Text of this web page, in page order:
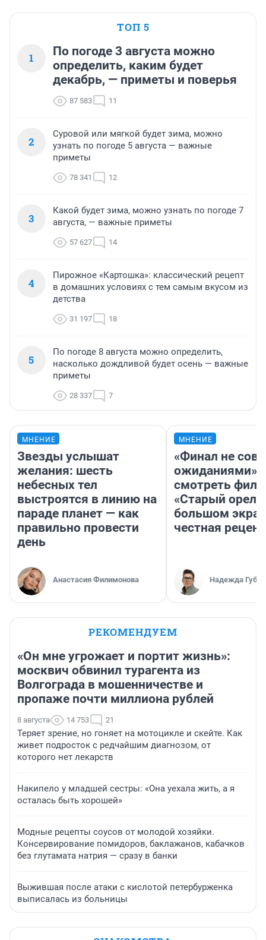
ТОП 5
1
По погоде 3 августа можно
определить, каким будет
декабрь, — приметы и поверья
87 583 11
2
Суровой или мягкой будет зима, можно
узнать по погоде 5 августа — важные
приметы
78 341 12
3
Какой будет зима, можно узнать по погоде 7
августа, — важные приметы
57 627 14
4
Пирожное «Картошка»: классический рецепт
в домашних условиях с тем самым вкусом из
детства
31 197 18
5
По погоде 8 августа можно определить,
насколько дождливой будет осень — важные
приметы
28 337 7
МНЕНИЕ
Звезды услышат
желания: шесть
небесных тел
выстроятся в линию на
параде планет — как
правильно провести
день
Анастасия Филимонова
МНЕНИЕ
«Финал не
ожиданиями»:
смотреть
«Старый орел»
большом
честная
Надежда
РЕКОМЕНДУЕМ
«Он мне угрожает и портит жизнь»:
москвич обвинил турагента из
Волгограда в мошенничестве и
пропаже почти миллиона рублей
8 августа 14 753 21
Теряет зрение, но гоняет на мотоцикле и скейте. Как
живет подросток с редчайшим диагнозом, от
которого нет лекарств
Накипело у младшей сестры: «Она уехала жить, а я
осталась быть хорошей»
Модные рецепты соусов от молодой хозяйки.
Консервирование помидоров, баклажанов, кабачков
без глутамата натрия — сразу в банки
Выжившая после атаки с кислотой петербурженка
выписалась из больницы